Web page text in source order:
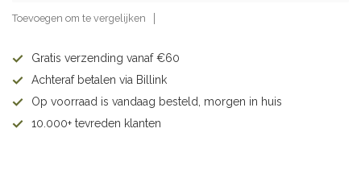
Toevoegen om te vergelijken
Gratis verzending vanaf €60
Achteraf betalen via Billink
Op voorraad is vandaag besteld, morgen in huis
10.000+ tevreden klanten